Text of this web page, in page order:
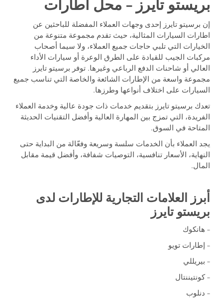
بريستو تايرز – محل اطارات
إن برسيتو تايرز إحدى وجهات العملاء المفضلة للباحثين عن
اطارات السيارات المثالية، حيث تقدم مجموعة متنوعة من
الخيارات التي تلبي حاجات جميع العملاء، ولا سيما أصحاب
مركبات الجيب للقيادة على الطرق الوعرة أو سيارات الأداء
العالي أو شاحنات الدفع الرباعي وغيرها. توفر برسيتو تايرز
مجموعة واسعة من الإطارات الشائعة والخاصة التي تناسب جميع
السيارات على اختلاف أنواعها وطرزها.
تعدك برسيتو تايرز بتقديم خدمات ذات جودة عالية وخدمة العملاء
الفريدة، التي تمزج بين المهارة العالية وأفضل التقنيات الحديثة
المتاحة في السوق.
يجد العملاء بأن الخدمات سلسة وسريعة وفعّالة من البداية حتى
النهاية، الأسعار تنافسية، التوصيات شفافة، وأفضل قيمة مقابل
المال.
أبرز العلامات التجارية للإطارات لدى
بريستو تايرز
– هانكوك
– إطارات تويو
– بيريللي
– كونتيننتال
– دنلوب